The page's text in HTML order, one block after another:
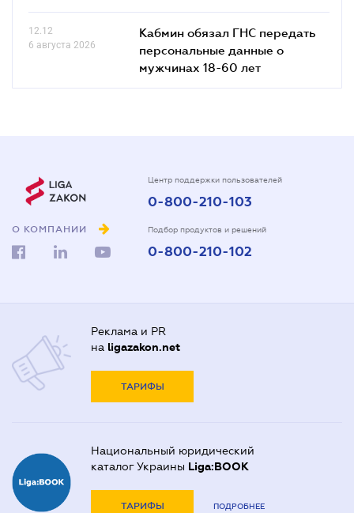
12.12
6 августа 2026
Кабмин обязал ГНС передать
персональные данные о
мужчинах 18-60 лет
О КОМПАНИИ
Центр поддержки пользователей
0-800-210-103
Подбор продуктов и решений
0-800-210-102
Реклама и PR
на ligazakon.net
ТАРИФЫ
Национальный юридический
каталог Украины Liga:BOOK
ТАРИФЫ ПОДРОБНЕЕ